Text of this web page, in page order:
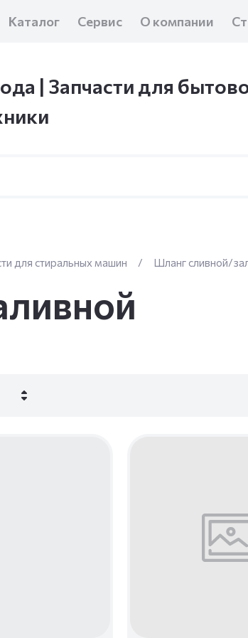
Каталог Сервис О компании
| Запчасти для
для стиральных машин / Шланг сливной/